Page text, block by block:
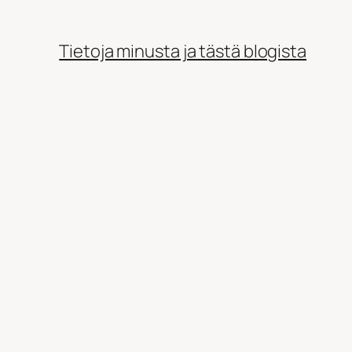
Tietoja minusta ja tästä blogista